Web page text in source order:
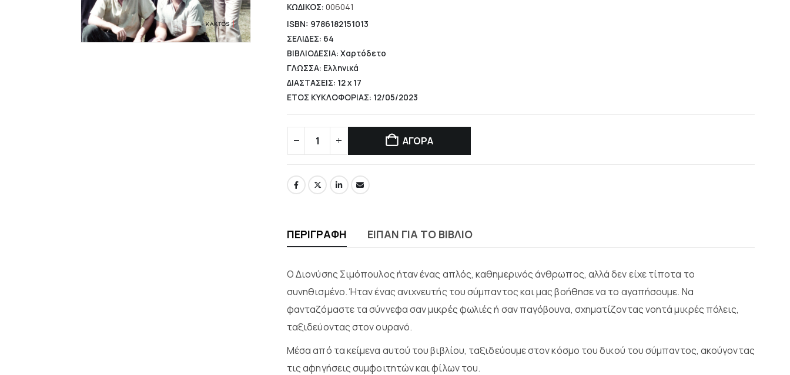
ΚΩΔΙΚΟΣ: 006041
ISBN: 9786182151013
ΣΕΛΙΔΕΣ: 64
ΒΙΒΛΙΟΔΕΣΙΑ: Χαρτόδετο
ΓΛΩΣΣΑ: Ελληνικά
ΔΙΑΣΤΑΣΕΙΣ: 12 x 17
ΕΤΟΣ ΚΥΚΛΟΦΟΡΙΑΣ: 12/05/2023
ΑΓΟΡΑ
ΠΕΡΙΓΡΑΦΉ ΕΙΠΑΝ ΓΙΑ ΤΟ ΒΙΒΛΙΟ
Ο Διονύσης Σιμόπουλος ήταν ένας απλός, καθημερινός άνθρωπος, αλλά δεν είχε τίποτα το
συνηθισμένο. Ήταν ένας ανιχνευτής του σύμπαντος και μας βοήθησε να το αγαπήσουμε. Να
φανταζόμαστε τα σύννεφα σαν μικρές φωλιές ή σαν παγόβουνα, σχηματίζοντας νοητά μικρές πόλεις,
ταξιδεύοντας στον ουρανό.
Μέσα από τα κείμενα αυτού του βιβλίου, ταξιδεύουμε στον κόσμο του δικού του σύμπαντος, ακούγοντας
τις αφηγήσεις συμφοιτητών και φίλων του.